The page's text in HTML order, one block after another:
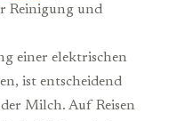
Reinigung und
einer elektrischen
ist entscheidend
Milch. Auf Reisen